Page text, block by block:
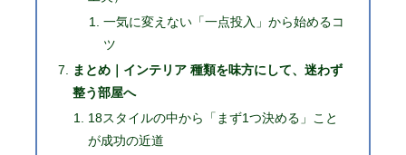
一気に変えない「一点投入」から始めるコ
ツ
まとめ｜インテリア 種類を味方にして、迷わず
整う部屋へ
18スタイルの中から「まず1つ決める」こと
が成功の近道